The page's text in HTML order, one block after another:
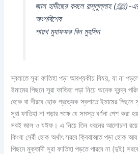
জাল হাদীছের কবলে রাসূলুল্লাহ (ﷺ)-এর স্বলাত- এর
অংশবিশেষ
শায়খ মুযাফফর বিন মুহসিন
স্বলাতে সূরা ফাতিহা পড়া আবশ্যকীয় বিষয়, যা না
ইমামের পিছনে সূরা ফাতিহা পড়া নিয়ে অনেক দ্বন্দ্ব
হোক বা নীরবে হোক প্রত্যেক স্বলাতে ইমামের পিছনে
সূরা ফাতিহা না পড়ার পক্ষে যে সমস্ত বর্ণনা পেশ করা
সবই জাল ও যঈফ। এ নিয়ে তিন ধরনের আলোচনা
কিংবা সের্রী হোক অর্থাৎ সরবে ক্বিরাআত পড়া হোক
পিছনে মুক্তাদী সূরা ফাতিহা পড়তে পারবে না (দুই)